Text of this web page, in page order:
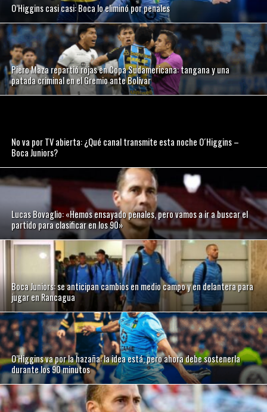
O’Higgins casi casi: Boca lo eliminó por penales
Piero Maza repartió rojas en Copa Sudamericana: tangana y una
patada criminal en el Gremio ante Bolívar
No va por TV abierta: ¿Qué canal transmite esta noche O´Higgins –
Boca Juniors?
Lucas Bovaglio: «Hemos ensayado penales, pero vamos a ir a buscar el
partido para clasificar en los 90»
Boca Juniors: se anticipan cambios en medio campo y en delantera para
jugar en Rancagua
O’Higgins va por la hazaña: la idea está, pero ahora debe sostenerla
durante los 90 minutos